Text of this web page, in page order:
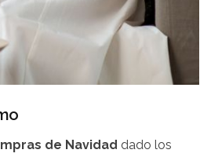
de Navidad dado los